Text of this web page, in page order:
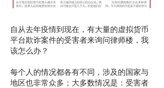
自从去年疫情到现在，有大量的虚拟货币
平台欺诈案件的受害者来询问律师楼，我
该怎么办？
每个人的情况都各有不同，涉及的国家与
地区也非常众多；大多数情况是：受害者